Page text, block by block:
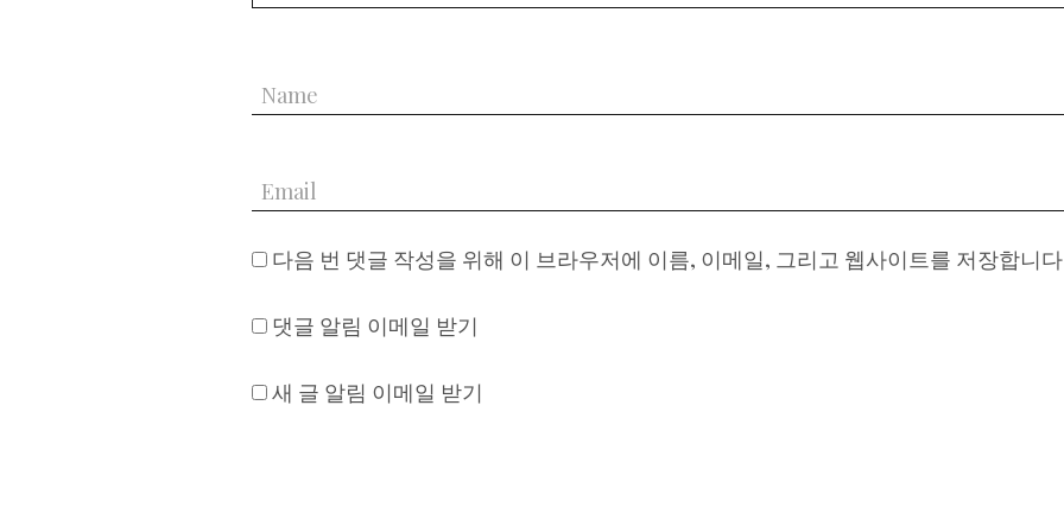
다음 번 댓글 작성을 위해 이 브라우저에 이름, 이메일, 그리고 웹사이트를 저장합니
댓글 알림 이메일 받기
새 글 알림 이메일 받기